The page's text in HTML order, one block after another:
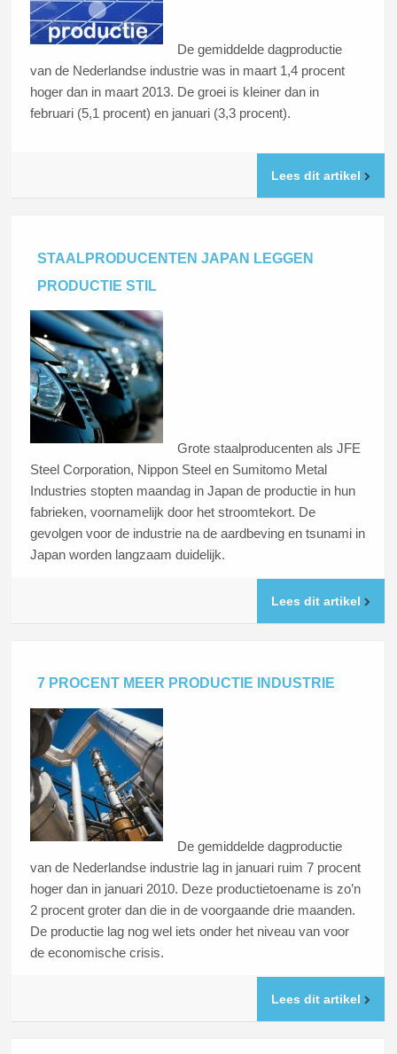
De gemiddelde dagproductie
van de Nederlandse industrie was in maart 1,4 procent
hoger dan in maart 2013. De groei is kleiner dan in
februari (5,1 procent) en januari (3,3 procent).
Lees dit artikel
STAALPRODUCENTEN JAPAN LEGGEN
PRODUCTIE STIL
Grote staalproducenten als JFE
Steel Corporation, Nippon Steel en Sumitomo Metal
Industries stopten maandag in Japan de productie in hun
fabrieken, voornamelijk door het stroomtekort. De
gevolgen voor de industrie na de aardbeving en tsunami in
Japan worden langzaam duidelijk.
Lees dit artikel
7 PROCENT MEER PRODUCTIE INDUSTRIE
De gemiddelde dagproductie
van de Nederlandse industrie lag in januari ruim 7 procent
hoger dan in januari 2010. Deze productietoename is zo’n
2 procent groter dan die in de voorgaande drie maanden.
De productie lag nog wel iets onder het niveau van voor
de economische crisis.
Lees dit artikel